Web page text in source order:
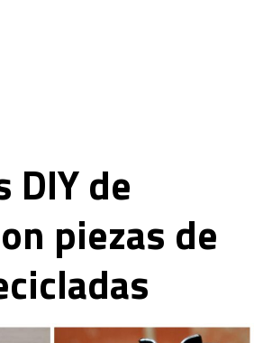
DIY de
piezas de